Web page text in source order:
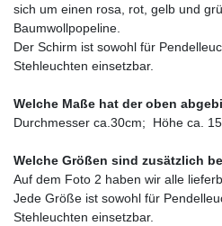
sich um einen rosa, rot, gelb und
Baumwollpopeline.
Der Schirm ist sowohl für
Stehleuchten einsetzbar.
Welche Maße hat der oben
Durchmesser ca.30cm; Höhe ca.
Welche Größen sind zusätzlich
Auf dem Foto 2 haben wir alle
Jede Größe ist sowohl für
Stehleuchten einsetzbar.